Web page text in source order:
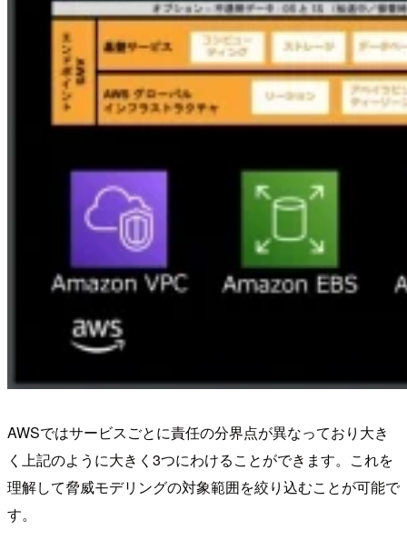
AWSではサービスごとに責任の分界点が異なっており大き
く上記のように大きく3つにわけることができます。これを
理解して脅威モデリングの対象範囲を絞り込むことが可能で
す。